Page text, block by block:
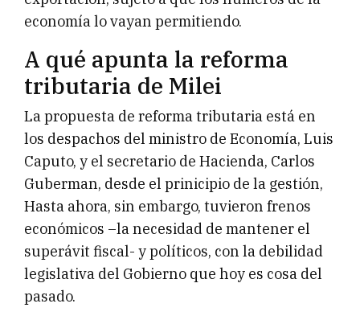
economía lo vayan permitiendo.
A qué apunta la reforma
tributaria de Milei
La propuesta de reforma tributaria está en
los despachos del ministro de Economía, Luis
Caputo, y el secretario de Hacienda, Carlos
Guberman, desde el prinicipio de la gestión,
Hasta ahora, sin embargo, tuvieron frenos
económicos –la necesidad de mantener el
superávit fiscal- y políticos, con la debilidad
legislativa del Gobierno que hoy es cosa del
pasado.